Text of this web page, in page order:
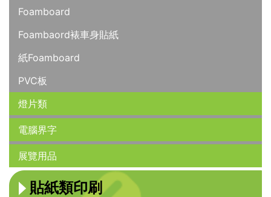
Foamboard
Foambaord裱車身貼紙
紙Foamboard
PVC板
燈片類
電腦界字
展覽用品
貼紙類印刷